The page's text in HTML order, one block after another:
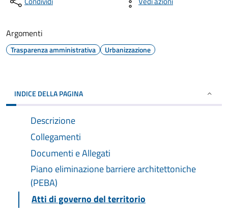
Argomenti
Trasparenza amministrativa Urbanizzazione
INDICE DELLA PAGINA
Descrizione
Collegamenti
Documenti e Allegati
Piano eliminazione barriere architettoniche
(PEBA)
Atti di governo del territorio